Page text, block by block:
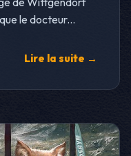
le docteur...
Lire la suite →